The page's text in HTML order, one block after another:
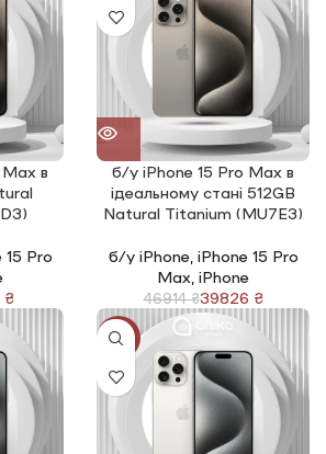
в
15 Pro
₴
б/у iPhone 15 Pro Max в
ідеальному стані 512GB
Natural Titanium (MU7E3)
б/у iPhone, iPhone 15 Pro
Max iPhone
46914₴39826 ₴
-15%